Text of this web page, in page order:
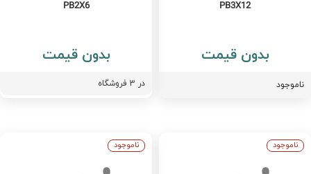
PB3X12
بدون قیمت
PB2X6
بدون قیمت
3 فروشگاه
ناموجود ناموجود